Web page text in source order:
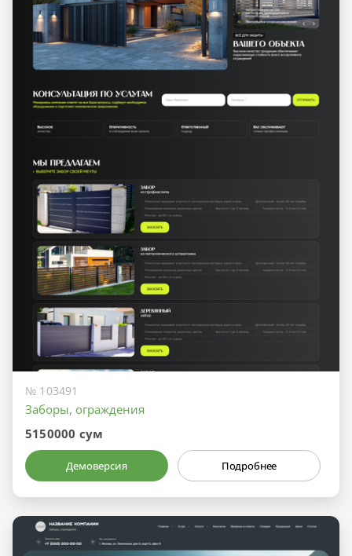
№ 103491
Заборы, ограждения
5150000 сум
Демоверсия Подробнее